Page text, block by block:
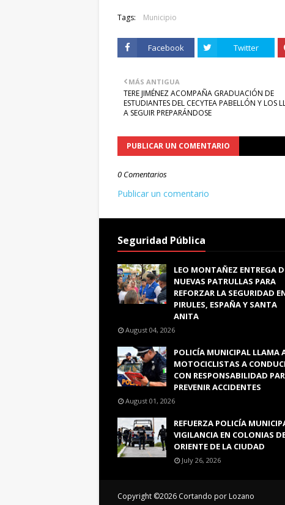
Tags: Municipio
Facebook Twitter
MÁS ANTIGUA
TERE JIMÉNEZ ACOMPAÑA GRADUACIÓN DE
ESTUDIANTES DEL CECYTEA PABELLÓN Y LOS
A SEGUIR PREPARÁNDOSE
PUBLICAR UN COMENTARIO
0 Comentarios
Publicar un comentario
Seguridad Pública
LEO MONTAÑEZ ENTREGA
NUEVAS PATRULLAS PARA
REFORZAR LA SEGURIDAD
PIRULES, ESPAÑA Y SANTA
ANITA
August 04, 2026
POLICÍA MUNICIPAL LLAMA
MOTOCICLISTAS A
CON RESPONSABILIDAD
PREVENIR ACCIDENTES
August 01, 2026
REFUERZA POLICÍA
VIGILANCIA EN COLONIAS
ORIENTE DE LA CIUDAD
July 26, 2026
Copyright ©2026 Cortando por Lozano